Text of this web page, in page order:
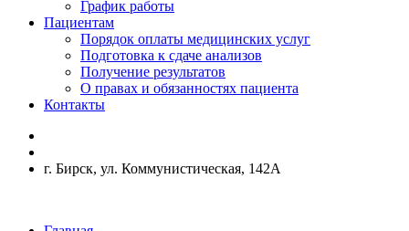
График работы
Пациентам
Порядок оплаты медицинских услуг
Подготовка к сдаче анализов
Получение результатов
О правах и обязанностях пациента
Контакты
г. Бирск, ул. Коммунистическая, 142А